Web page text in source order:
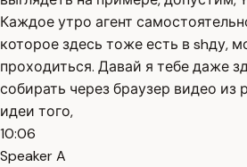
Каждое утро агент
которое здесь тоже есть в shду,
проходиться. Давай я тебе даже
собирать через браузер видео из
идеи того,
10:06
Speaker A